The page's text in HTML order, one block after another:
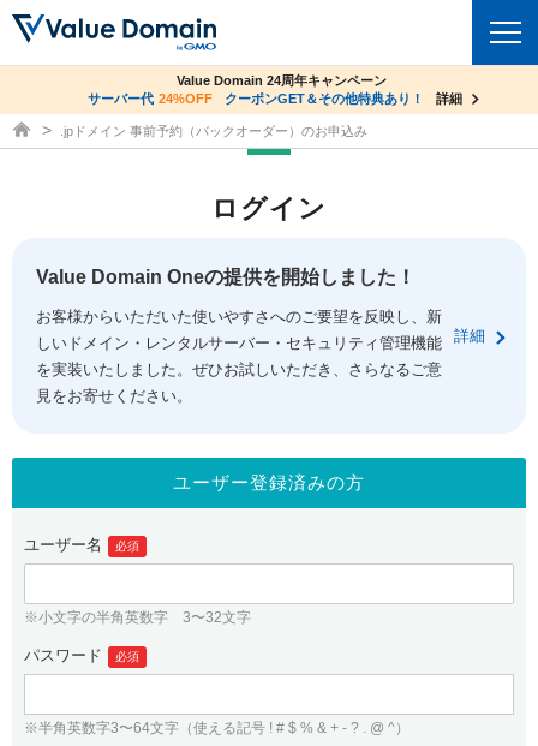
ドメイントップ
ドメイン移管
ドメイン価格一覧
ドメイン一括検索
.jpドメインオークション
gTLDオークション NEW!
.jpドメインバックオーダー
プレミアムドメイン
人気ドメインの種類
WHOIS検索
コアサーバー
バリューサーバー
XREA
セキュリティトップ
Value Domain ネットde診断
SSL証明書
サービストップ
お得意様割引
紹介制度
バリュードメインAPI
ドメイン・ホスティングOEM
facebook
ログイン
従来のバリュードメインをご利用希望の方
ユーザー登録
co.jpドメイン✕コアサーバーV2ビジネス応援キャンペーン
サーバー料金1年間無料
詳細
Value Domain 24周年キャンペーン
サーバー代 24%OFF クーポンGET＆その他特典あり！ 詳細
ドメイン取得ならバリュードメイン
.jpドメイン 事前予約（バックオーダー）のお申込み
ログイン
Value Domain Oneの提供を開始しました！
お客様からいただいた使いやすさへのご要望を反映し、新
しいドメイン・レンタルサーバー・セキュリティ管理機能
を実装いたしました。ぜひお試しいただき、さらなるご意
見をお寄せください。
詳細
ユーザー登録済みの方
ユーザー名 必須
※小文字の半角英数字 3〜32文字
パスワード 必須
※半角英数字3〜64文字（使える記号 ! # $ % & + - ? . @ ^）